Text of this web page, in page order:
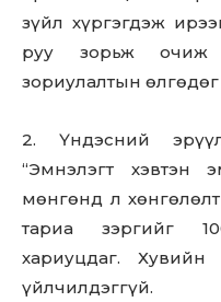
зүйл хүргэгдэж
руу зорьж очиж
зориулалтын
2. Үндэсний
“Эмнэлэгт хэвтэн
мөнгөнд л
тариа зэргийг
хариуцдаг. Хувийн
үйлчилдэггүй.